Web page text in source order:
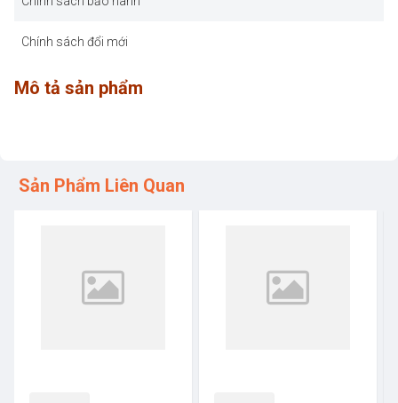
Chính sách đổi mới
Mô tả sản phẩm
Sản Phẩm Liên Quan